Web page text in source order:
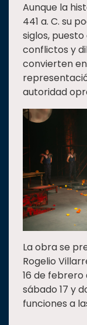
Aunque la
441 a. C. su
siglos,
conflictos y
convierten
autoridad
La obra se
Rogelio
16 de febrero
sábado 17 y
funciones a